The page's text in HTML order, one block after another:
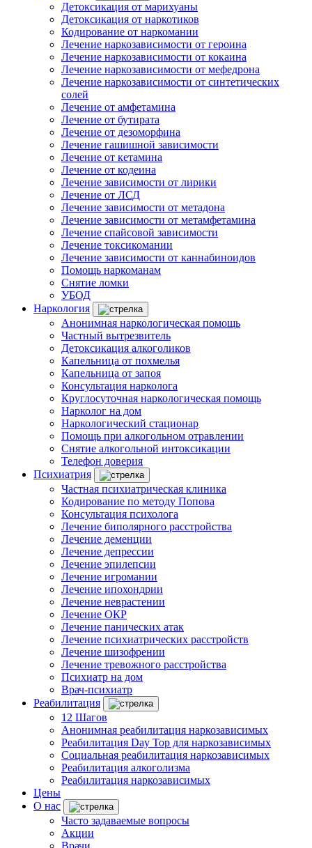
Детоксикация от марихуаны
Детоксикация от наркотиков
Кодирование от наркомании
Лечение наркозависимости от героина
Лечение наркозависимости от кокаина
Лечение наркозависимости от мефедрона
Лечение наркозависимости от синтетических
солей
Лечение от амфетамина
Лечение от бутирата
Лечение от дезоморфина
Лечение гашишной зависимости
Лечение от кетамина
Лечение от кодеина
Лечение зависимости от лирики
Лечение от ЛСД
Лечение зависимости от метадона
Лечение зависимости от метамфетамина
Лечение спайсовой зависимости
Лечение токсикомании
Лечение зависимости от каннабиноидов
Помощь наркоманам
Снятие ломки
УБОД
Наркология
Анонимная наркологическая помощь
Частный вытрезвитель
Детоксикация алкоголиков
Капельница от похмелья
Капельница от запоя
Консультация нарколога
Круглосуточная наркологическая помощь
Нарколог на дом
Наркологический стационар
Помощь при алкогольном отравлении
Снятие алкогольной интоксикации
Телефон доверия
Психиатрия
Частная психиатрическая клиника
Кодирование по методу Попова
Консультация психолога
Лечение биполярного расстройства
Лечение деменции
Лечение депрессии
Лечение эпилепсии
Лечение игромании
Лечение ипохондрии
Лечение неврастении
Лечение ОКР
Лечение панических атак
Лечение психиатрических расстройств
Лечение шизофрении
Лечение тревожного расстройства
Психиатр на дом
Врач-психиатр
Реабилитация
12 Шагов
Анонимная реабилитация наркозависимых
Реабилитация Day Top для наркозависимых
Социальная реабилитация наркозависимых
Реабилитация алкоголизма
Реабилитация наркозависимых
Цены
О нас
Часто задаваемые вопросы
Акции
Врачи